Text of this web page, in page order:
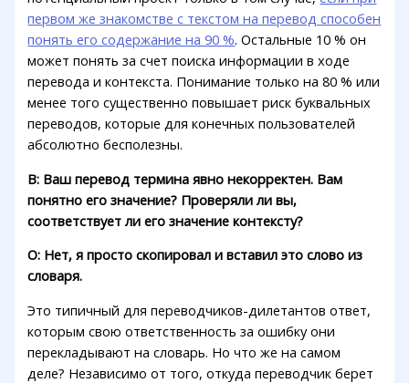
первом же знакомстве с текстом на перевод способен
понять его содержание на 90 %. Остальные 10 % он
может понять за счет поиска информации в ходе
перевода и контекста. Понимание только на 80 % или
менее того существенно повышает риск буквальных
переводов, которые для конечных пользователей
абсолютно бесполезны.
В: Ваш перевод термина явно некорректен. Вам
понятно его значение? Проверяли ли вы,
соответствует ли его значение контексту?
О: Нет, я просто скопировал и вставил это слово из
словаря.
Это типичный для переводчиков-дилетантов ответ,
которым свою ответственность за ошибку они
перекладывают на словарь. Но что же на самом
деле? Независимо от того, откуда переводчик берет